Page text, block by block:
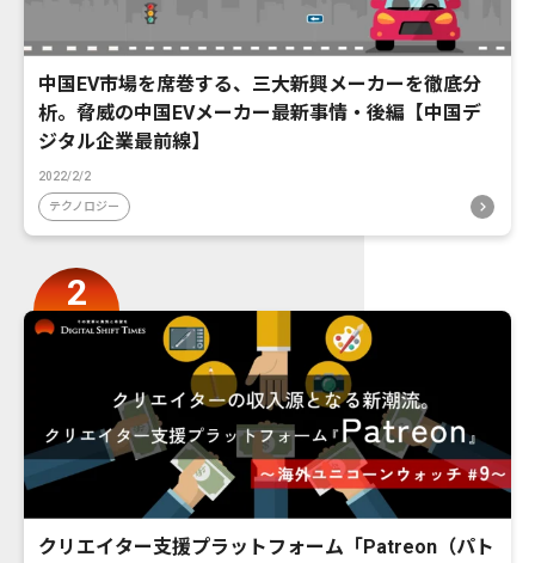
中国EV市場を席巻する、三大新興メーカーを徹底分
析。脅威の中国EVメーカー最新事情・後編【中国デ
ジタル企業最前線】
2022/2/2
テクノロジー
クリエイター支援プラットフォーム「Patreon（パト